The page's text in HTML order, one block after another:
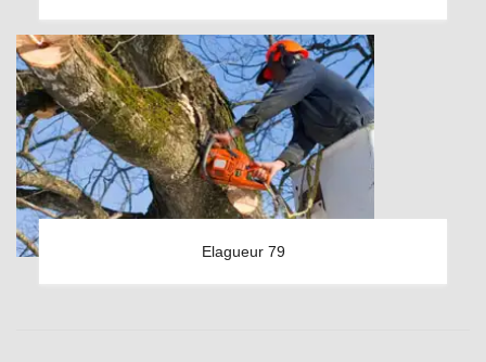
Elagueur 79